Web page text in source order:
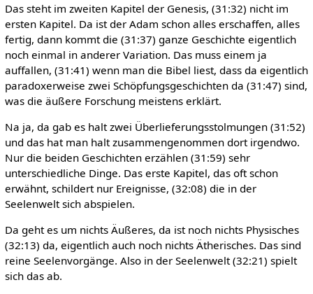
Das steht im zweiten Kapitel der Genesis, (31:32) nicht im
ersten Kapitel. Da ist der Adam schon alles erschaffen, alles
fertig, dann kommt die (31:37) ganze Geschichte eigentlich
noch einmal in anderer Variation. Das muss einem ja
auffallen, (31:41) wenn man die Bibel liest, dass da eigentlich
paradoxerweise zwei Schöpfungsgeschichten da (31:47) sind,
was die äußere Forschung meistens erklärt.
Na ja, da gab es halt zwei Überlieferungsstolmungen (31:52)
und das hat man halt zusammengenommen dort irgendwo.
Nur die beiden Geschichten erzählen (31:59) sehr
unterschiedliche Dinge. Das erste Kapitel, das oft schon
erwähnt, schildert nur Ereignisse, (32:08) die in der
Seelenwelt sich abspielen.
Da geht es um nichts Äußeres, da ist noch nichts Physisches
(32:13) da, eigentlich auch noch nichts Ätherisches. Das sind
reine Seelenvorgänge. Also in der Seelenwelt (32:21) spielt
sich das ab.